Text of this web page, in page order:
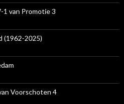
1 van Promotie 3
(1962-2025)
Voorschoten 4